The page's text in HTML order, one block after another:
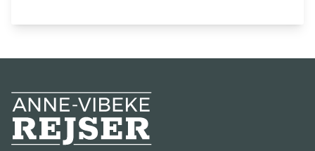
Anne-Vibeke Rejser